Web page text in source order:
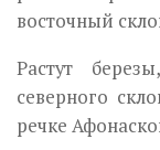
восточный
Растут
северного
речке